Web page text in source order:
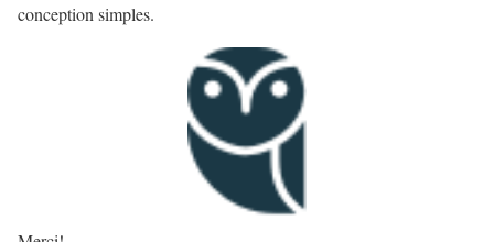
conception simples.